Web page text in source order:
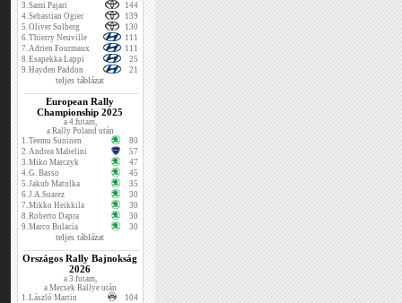
3.Sami Pajari
144
4.Sebastian Ogier
139
5.Oliver Solberg
130
6.Thierry Neuville
111
7.Adrien Fourmaux
111
8.Esapekka Lappi
25
9.Hayden Paddon 21
teljes táblázat
European Rally
Championship 2025
a 4.futam,
a Rally Poland után
1.Teemu Suninen
80
2.Andrea Mabelini
57
3.Miko Marczyk
47
4.G. Basso
45
5.Jakub Matulka
35
6.J.A.Suarez
30
7.Mikko Heikkila
30
8.Roberto Dapra
30
9.Marco Bulacia 30
teljes táblázat
Országos Rally Bajnokság
2026
a 3.futam,
a Mecsek Rallye után
1.László Martin
104